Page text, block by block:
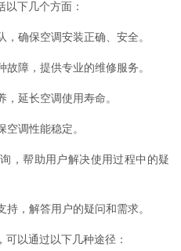
下几个方面：
确保空调安装正确、安全。
障，提供专业的维修服务。
延长空调使用寿命。
调性能稳定。
，帮助用户解决使用过程中的疑
，解答用户的疑问和需求。
以通过以下几种途径：